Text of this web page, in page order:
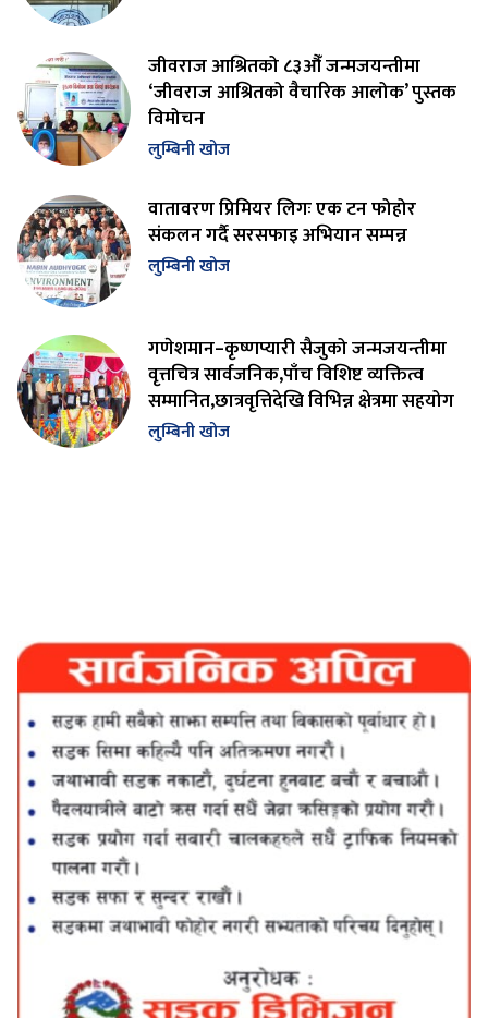
जीवराज आश्रितको ८३औँ जन्मजयन्तीमा
‘जीवराज आश्रितको वैचारिक आलोक’ पुस्तक
विमोचन
लुम्बिनी खोज
वातावरण प्रिमियर लिगः एक टन फोहोर
संकलन गर्दै सरसफाइ अभियान सम्पन्न
लुम्बिनी खोज
गणेशमान–कृष्णप्यारी सैजुको जन्मजयन्तीमा
वृत्तचित्र सार्वजनिक,पाँच विशिष्ट व्यक्तित्व
सम्मानित,छात्रवृत्तिदेखि विभिन्न क्षेत्रमा सहयोग
लुम्बिनी खोज